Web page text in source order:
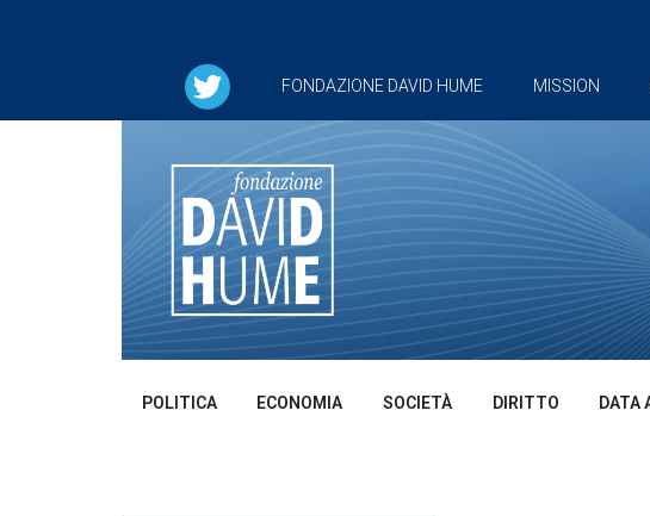
FONDAZIONE DAVID HUME MISSION
POLITICA ECONOMIA SOCIETÀ DIRITTO DATA